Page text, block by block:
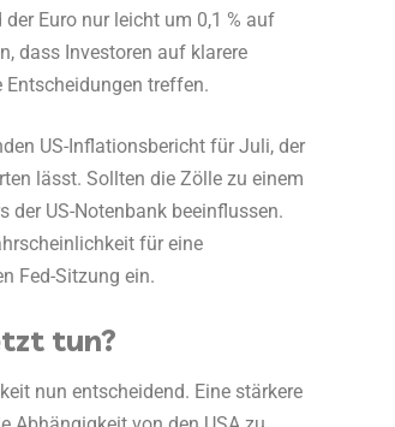
Euro nur leicht um 0,1 % auf
dass Investoren auf klarere
treffen.
US-Inflationsbericht für Juli, der
lässt. Sollten die Zölle zu einem
der US-Notenbank beeinflussen.
für eine
Fed-Sitzung ein.
tun?
nun entscheidend. Eine stärkere